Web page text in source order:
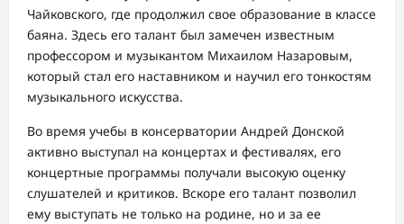
Чайковского, где продолжил свое образование в классе
баяна. Здесь его талант был замечен известным
профессором и музыкантом Михаилом Назаровым,
который стал его наставником и научил его тонкостям
музыкального искусства.
Во время учебы в консерватории Андрей Донской
активно выступал на концертах и фестивалях, его
концертные программы получали высокую оценку
слушателей и критиков. Вскоре его талант позволил
ему выступать не только на родине, но и за ее